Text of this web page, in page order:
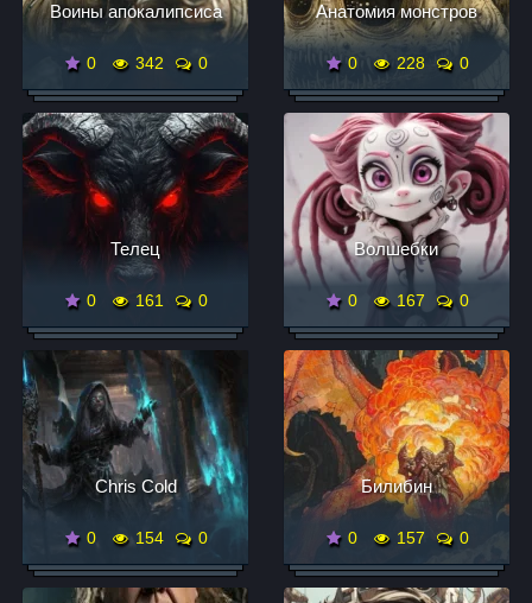
Воины апокалипсиса
0 342 0
Анатомия монстров
0 228 0
Телец
0 161 0
Волшебки
0 167 0
Chris Cold
0 154 0
Билибин
0 157 0